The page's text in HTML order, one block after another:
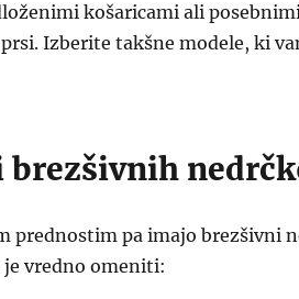
košaricami ali
Izberite takšne modele, ki
brezšivnih
prednostim pa imajo brezšivni
vredno omeniti: